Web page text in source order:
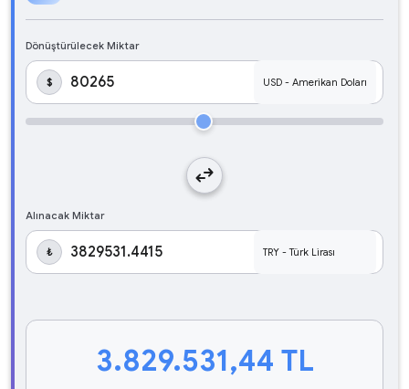
Dönüştürülecek Miktar
$
swap_horiz
Alınacak Miktar
₺
3.829.531,44 TL